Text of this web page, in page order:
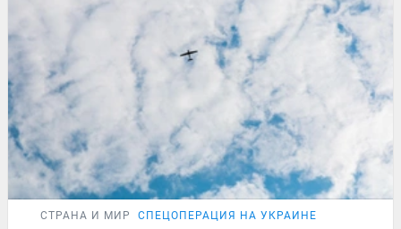
СТРАНА И МИР СПЕЦОПЕРАЦИЯ НА УКРАИНЕ